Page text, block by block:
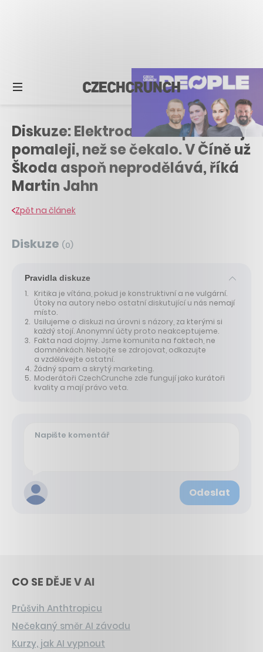
Diskuze: Elektroauta se prosazují
pomaleji, než se čekalo. V Číně už
Škoda aspoň neprodělává, říká
Martin Jahn
Zpět na článek
Diskuze (0)
Pravidla diskuze
Kritika je vítána, pokud je konstruktivní a ne vulgární.
Útoky na autory nebo ostatní diskutující u nás nemají
místo.
Usilujeme o diskuzi na úrovni s názory, za kterými si
každý stojí. Anonymní účty proto neakceptujeme.
Fakta nad dojmy. Jsme komunita na faktech, ne
domněnkách. Nebojte se zdrojovat, odkazujte
a vzdělávejte ostatní.
Žádný spam a skrytý marketing.
Moderátoři CzechCrunche zde fungují jako kurátoři
kvality a mají právo veta.
Odeslat
CO SE DĚJE V AI
Průšvih Anthtropicu
Nečekaný směr AI závodu
Kurzy, jak AI vypnout